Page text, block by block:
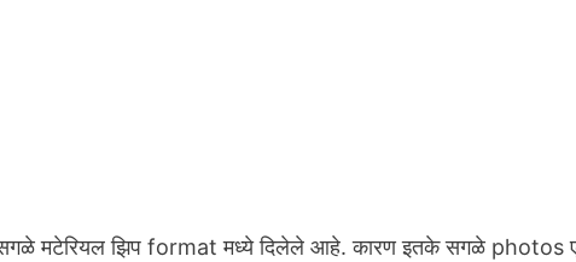
हे सगळे मटेरियल झिप format मध्ये दिलेले आहे. कारण इतके सगळे photos